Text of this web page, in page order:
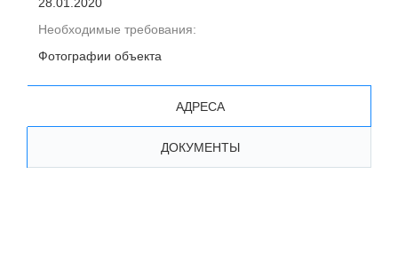
Необходимые требования:
Фотографии объекта
АДРЕСА
ДОКУМЕНТЫ